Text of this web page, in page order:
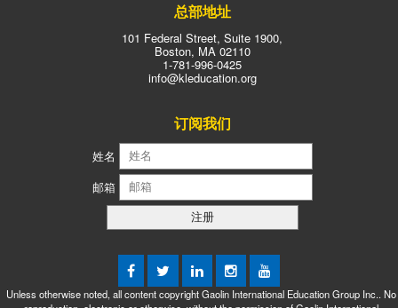
总部地址
101 Federal Street, Suite 1900,
Boston, MA 02110
1-781-996-0425
info@kleducation.org
订阅我们
姓名
邮箱
Unless otherwise noted, all content copyright Gaolin International Education Group Inc.. No